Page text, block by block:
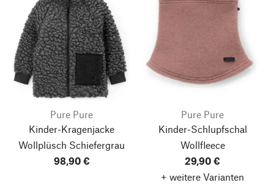
Pure Pure
Kinder-Kragenjacke
Wollplüsch Schiefergrau
98,90 €
Pure Pure
Kinder-Schlupfschal
Wollfleece
29,90 €
+ weitere Varianten